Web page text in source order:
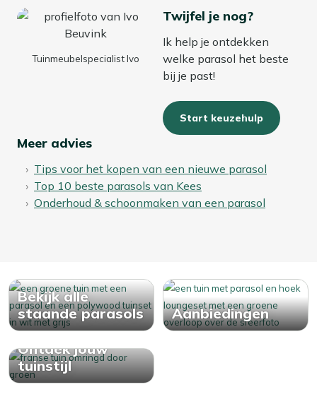
Tuinmeubelspecialist Ivo
Twijfel je nog?
Ik help je ontdekken
welke parasol het beste
bij je past!
Start keuzehulp
Meer advies
Tips voor het kopen van een nieuwe parasol
Top 10 beste parasols van Kees
Onderhoud & schoonmaken van een parasol
Bekijk alle
staande parasols
Aanbiedingen
Ontdek jouw
tuinstijl